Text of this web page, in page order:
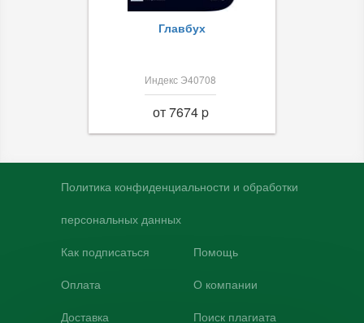
Главбух
Индекс Э40708
от 7674 p
Политика конфиденциальности и обработки
персональных данных
Как подписаться
Оплата
Доставка
Помощь
О компании
Поиск плагиата